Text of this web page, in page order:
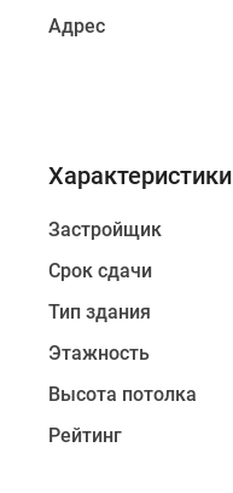
планировки,
105,09
кв.м.,
кухни
8,7
до
кв.м.
Стандартная
высота
Адрес
Характеристики
Застройщик
Срок сдачи
Тип здания
Этажность
Высота потолка
Рейтинг